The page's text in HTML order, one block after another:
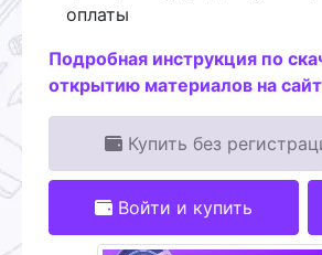
оплаты
Подробная инструкция по
открытию материалов на
Купить без
Войти и купить